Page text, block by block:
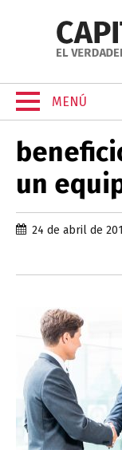
MENÚ
un
24 de abril de